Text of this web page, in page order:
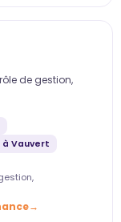
de gestion,
Vauvert